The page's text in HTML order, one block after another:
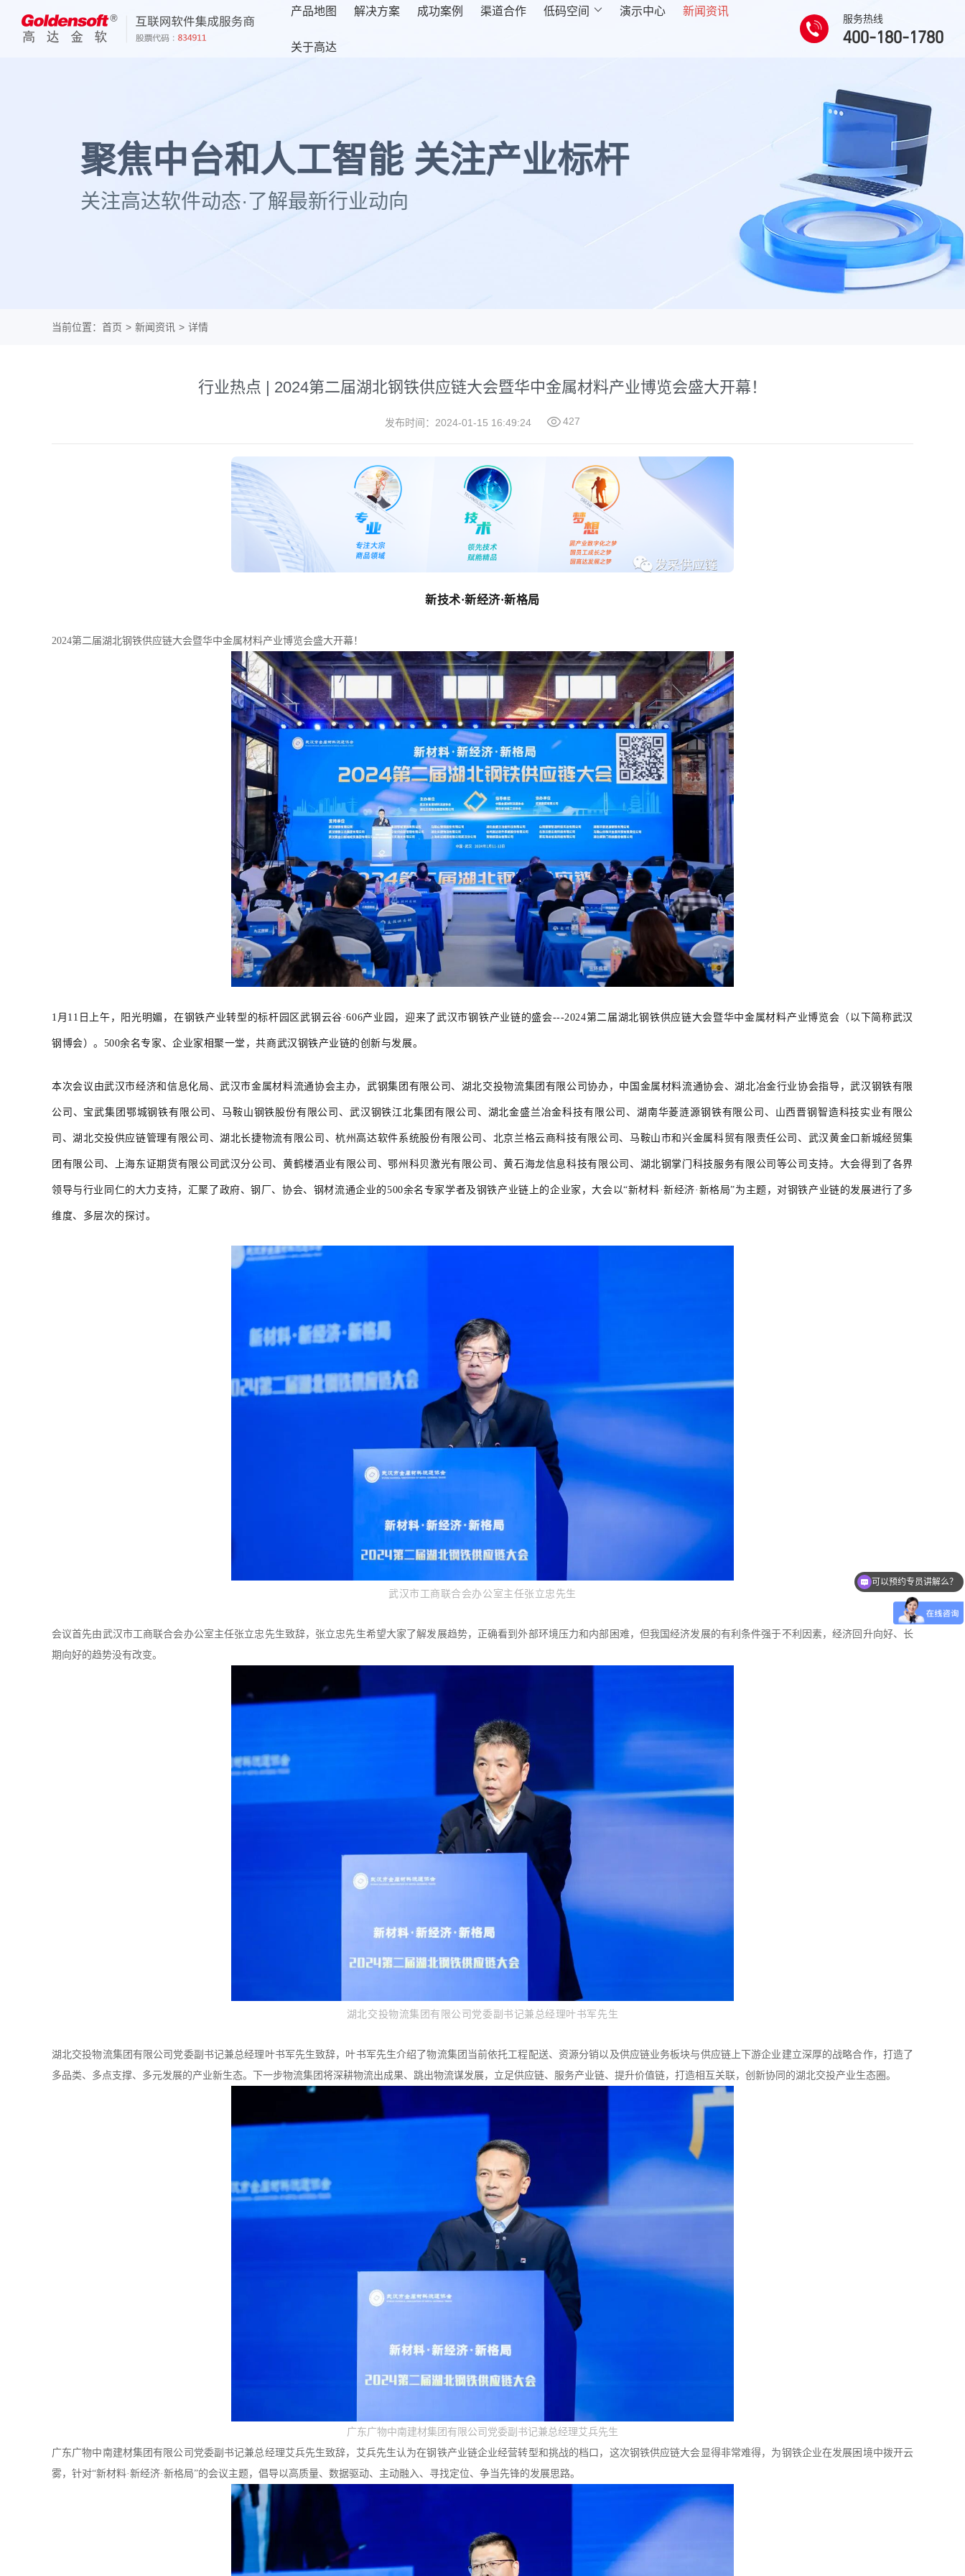
产品地图 解决方案 成功案例 渠道合作 低码空间  演示中心 新闻资讯
关于高达
服务热线
400-180-1780
聚焦中台和人工智能 关注产业标杆
关注高达软件动态·了解最新行业动向
当前位置： 首页 > 新闻资讯 > 详情
行业热点 | 2024第二届湖北钢铁供应链大会暨华中金属材料产业博览会盛大开幕！
发布时间：2024-01-15 16:49:24 427
新技术·新经济·新格局
2024第二届湖北钢铁供应链大会暨华中金属材料产业博览会盛大开幕！
1月11日上午，阳光明媚，在钢铁产业转型的标杆园区武钢云谷·606产业园，迎来了武汉市钢铁产业链的盛会---2024第二届湖北钢铁供应链大会暨华中金属材料产业博览会（以下简称武汉
钢博会）。500余名专家、企业家相聚一堂，共商武汉钢铁产业链的创新与发展。
本次会议由武汉市经济和信息化局、武汉市金属材料流通协会主办，武钢集团有限公司、湖北交投物流集团有限公司协办，中国金属材料流通协会、湖北冶金行业协会指导，武汉钢铁有限
公司、宝武集团鄂城钢铁有限公司、马鞍山钢铁股份有限公司、武汉钢铁江北集团有限公司、湖北金盛兰冶金科技有限公司、湖南华菱涟源钢铁有限公司、山西晋钢智造科技实业有限公
司、湖北交投供应链管理有限公司、湖北长捷物流有限公司、杭州高达软件系统股份有限公司、北京兰格云商科技有限公司、马鞍山市和兴金属科贸有限责任公司、武汉黄金口新城经贸集
团有限公司、上海东证期货有限公司武汉分公司、黄鹤楼酒业有限公司、鄂州科贝激光有限公司、黄石海龙信息科技有限公司、湖北钢掌门科技服务有限公司等公司支持。大会得到了各界
领导与行业同仁的大力支持，汇聚了政府、钢厂、协会、钢材流通企业的500余名专家学者及钢铁产业链上的企业家，大会以“新材料·新经济·新格局”为主题，对钢铁产业链的发展进行了多
维度、多层次的探讨。
武汉市工商联合会办公室主任张立忠先生
会议首先由武汉市工商联合会办公室主任张立忠先生致辞，张立忠先生希望大家了解发展趋势，正确看到外部环境压力和内部困难，但我国经济发展的有利条件强于不利因素，经济回升向好、长
期向好的趋势没有改变。
湖北交投物流集团有限公司党委副书记兼总经理叶书军先生
湖北交投物流集团有限公司党委副书记兼总经理叶书军先生致辞，叶书军先生介绍了物流集团当前依托工程配送、资源分销以及供应链业务板块与供应链上下游企业建立深厚的战略合作，打造了
多品类、多点支撑、多元发展的产业新生态。下一步物流集团将深耕物流出成果、跳出物流谋发展，立足供应链、服务产业链、提升价值链，打造相互关联，创新协同的湖北交投产业生态圈。
广东广物中南建材集团有限公司党委副书记兼总经理艾兵先生
广东广物中南建材集团有限公司党委副书记兼总经理艾兵先生致辞，艾兵先生认为在钢铁产业链企业经营转型和挑战的档口，这次钢铁供应链大会显得非常难得，为钢铁企业在发展困境中拨开云
雾，针对“新材料·新经济·新格局”的会议主题，倡导以高质量、数据驱动、主动融入、寻找定位、争当先锋的发展思路。
可以介绍下你们的产品么？